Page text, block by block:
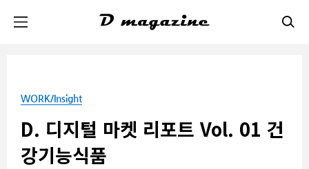
WORK/Insight
D. 디지털 마켓 리포트 Vol. 01 건
강기능식품